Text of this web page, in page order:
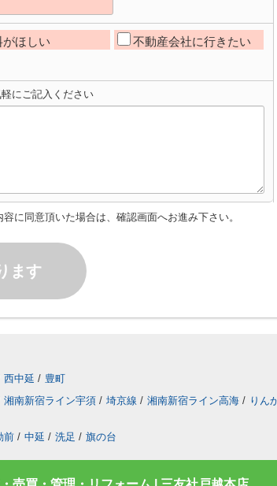
がほしい
不動産会社に行きたい
にご記入ください
に同意頂いた場合は、確認画面へお進み下さい。
ます
西中延 / 豊町
湘南新宿ライン宇須 / 埼京線 / 湘南新宿ライン高海 / りん
前 / 中延 / 洗足 / 旗の台